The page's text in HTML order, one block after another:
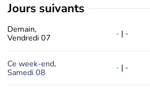
jours suivants
Demain,
Vendredi 07
- | -
Ce week-end,
Samedi 08
- | -